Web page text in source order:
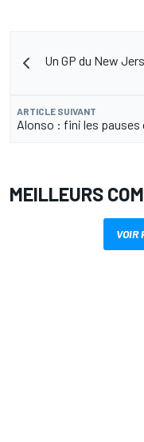
Un GP du New
ARTICLE SUIVANT
Alonso : fini les pauses
MEILLEURS
VOIR